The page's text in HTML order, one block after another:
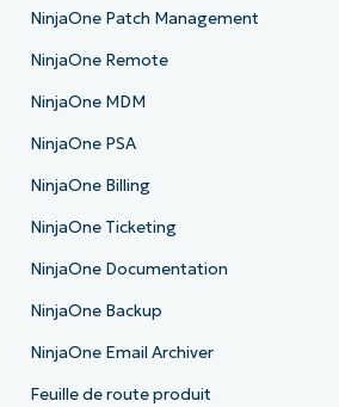
NinjaOne Patch Management
NinjaOne Remote
NinjaOne MDM
NinjaOne PSA
NinjaOne Billing
NinjaOne Ticketing
NinjaOne Documentation
NinjaOne Backup
NinjaOne Email Archiver
Feuille de route produit